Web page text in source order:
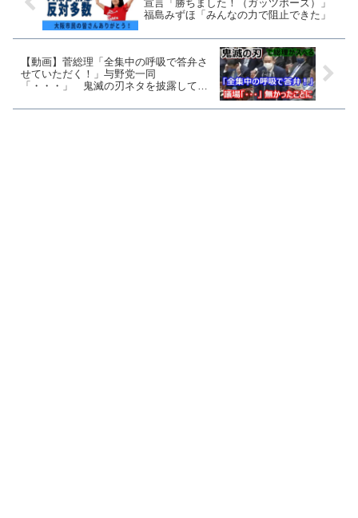
宣言「勝ちました！（ガッツポーズ）」
福島みずほ「みんなの力で阻止できた」
【動画】菅総理「全集中の呼吸で答弁さ
せていただく！」与野党一同
「・・・」 鬼滅の刃ネタを披露してス
たやつは左遷か？